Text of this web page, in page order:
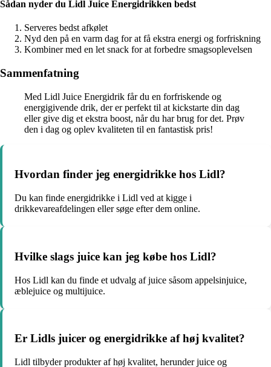
Sådan nyder du Lidl Juice Energidrikken bedst
Serveres bedst afkølet
Nyd den på en varm dag for at få ekstra energi og forfriskning
Kombiner med en let snack for at forbedre smagsoplevelsen
Sammenfatning
Med Lidl Juice Energidrik får du en forfriskende og
energigivende drik, der er perfekt til at kickstarte din dag
eller give dig et ekstra boost, når du har brug for det. Prøv
den i dag og oplev kvaliteten til en fantastisk pris!
Hvordan finder jeg energidrikke hos Lidl?
Du kan finde energidrikke i Lidl ved at kigge i
drikkevareafdelingen eller søge efter dem online.
Hvilke slags juice kan jeg købe hos Lidl?
Hos Lidl kan du finde et udvalg af juice såsom appelsinjuice,
æblejuice og multijuice.
Er Lidls juicer og energidrikke af høj kvalitet?
Lidl tilbyder produkter af høj kvalitet, herunder juice og